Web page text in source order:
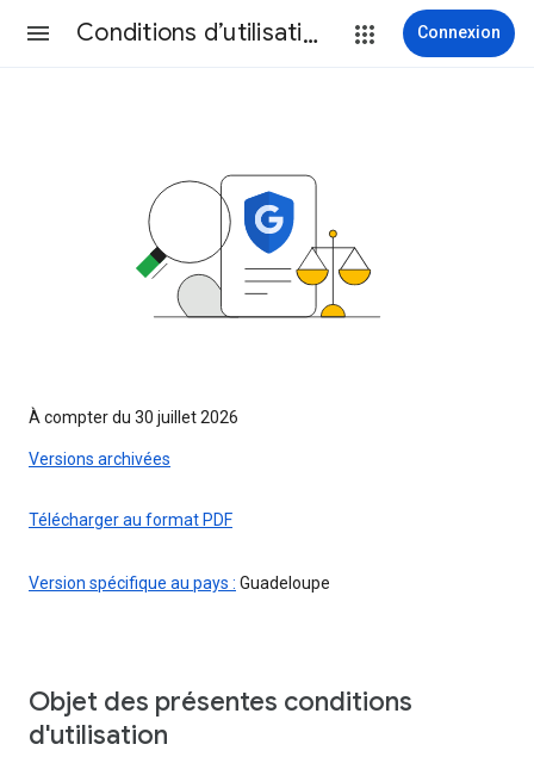
Conditions d’utilisation Connexion
À compter du 30 juillet 2026
Versions archivées
Télécharger au format PDF
Version spécifique au pays : Guadeloupe
Objet des présentes conditions
d'utilisation